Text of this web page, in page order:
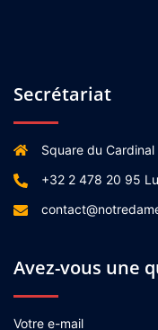
Secrétariat
Square du
+32 2 478 20 95
Avez-vous une
Votre e-mail